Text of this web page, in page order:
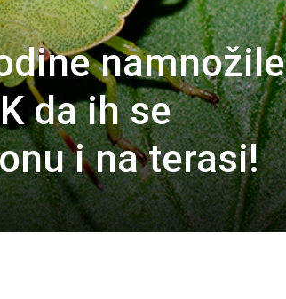
namnožile
da ih se
i na terasi!